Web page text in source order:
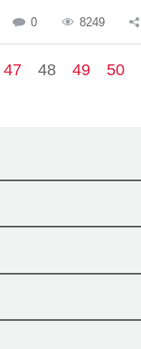
0 8249
47 48 49 50